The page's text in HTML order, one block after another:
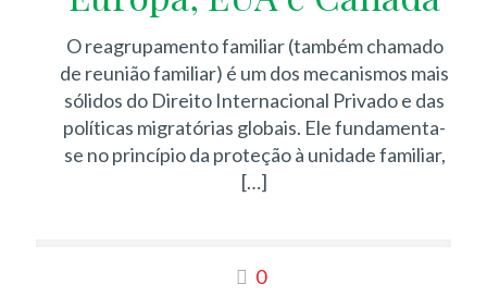
O reagrupamento familiar (também chamado
de reunião familiar) é um dos mecanismos mais
sólidos do Direito Internacional Privado e das
políticas migratórias globais. Ele fundamenta-
se no princípio da proteção à unidade familiar,
[…]
0